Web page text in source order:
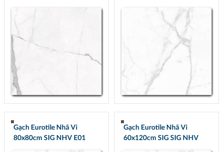
Gạch Eurotile Nhã Vi
80x80cm SIG NHV E01
Gạch Eurotile Nhã Vi
60x120cm SIG SIG NHV